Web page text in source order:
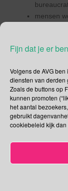
Fijn dat je er
Volgens de AVG
diensten van derden
Zoals de buttons op
kunnen promoten
het aantal
gebruikt
cookiebeleid kijk dan
mensen
delen en/
meer
Ben je
dan jouw stem
Deel dit bericht
F T
Februari